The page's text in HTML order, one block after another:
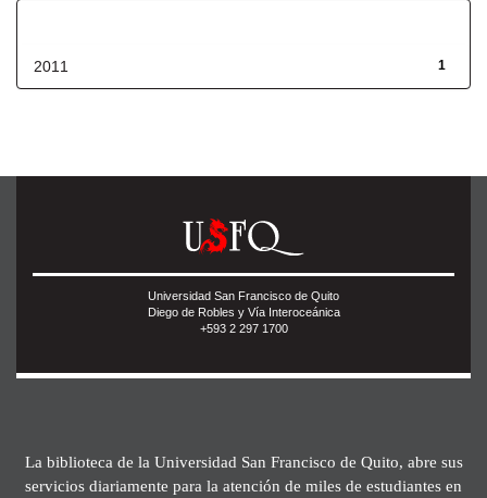
1
2011
Universidad San Francisco de Quito
Diego de Robles y Vía Interoceánica
+593 2 297 1700
La biblioteca de la Universidad San Francisco de Quito, abre sus
servicios diariamente para la atención de miles de estudiantes en